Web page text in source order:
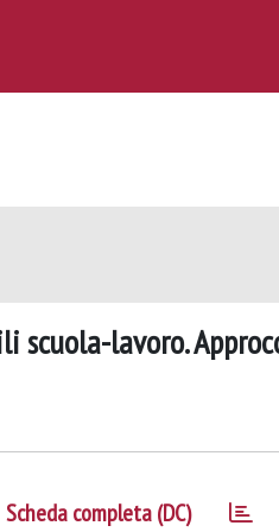
scuola-lavoro.
Scheda completa (DC)